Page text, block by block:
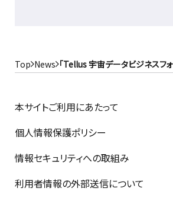
Top News 「Tellus 宇宙データビジネスフ
本サイトご利用にあたって
個人情報保護ポリシー
情報セキュリティへの取組み
利用者情報の外部送信について